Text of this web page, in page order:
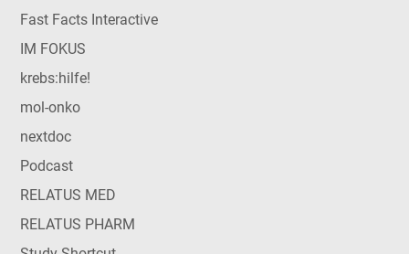
Fast Facts Interactive
IM FOKUS
krebs:hilfe!
mol-onko
nextdoc
Podcast
RELATUS MED
RELATUS PHARM